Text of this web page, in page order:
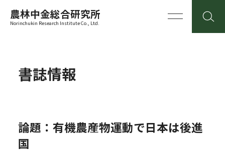
農林中金総合研究所
Norinchukin Research Institute Co., Ltd.
書誌情報
論題：有機農産物運動で日本は後進
国